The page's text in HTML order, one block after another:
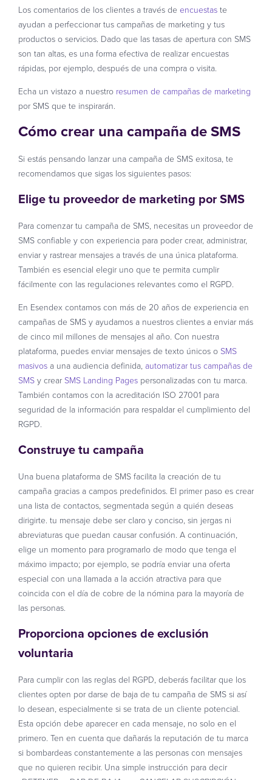
Los comentarios de los clientes a través de encuestas te
ayudan a perfeccionar tus campañas de marketing y tus
productos o servicios. Dado que las tasas de apertura con SMS
son tan altas, es una forma efectiva de realizar encuestas
rápidas, por ejemplo, después de una compra o visita.
Echa un vistazo a nuestro resumen de campañas de marketing
por SMS que te inspirarán.
Cómo crear una campaña de SMS
Si estás pensando lanzar una campaña de SMS exitosa, te
recomendamos que sigas los siguientes pasos:
Elige tu proveedor de marketing por SMS
Para comenzar tu campaña de SMS, necesitas un proveedor de
SMS confiable y con experiencia para poder crear, administrar,
enviar y rastrear mensajes a través de una única plataforma.
También es esencial elegir uno que te permita cumplir
fácilmente con las regulaciones relevantes como el RGPD.
En Esendex contamos con más de 20 años de experiencia en
campañas de SMS y ayudamos a nuestros clientes a enviar más
de cinco mil millones de mensajes al año. Con nuestra
plataforma, puedes enviar mensajes de texto únicos o SMS
masivos a una audiencia definida, automatizar tus campañas de
SMS y crear SMS Landing Pages personalizadas con tu marca.
También contamos con la acreditación ISO 27001 para
seguridad de la información para respaldar el cumplimiento del
RGPD.
Construye tu campaña
Una buena plataforma de SMS facilita la creación de tu
campaña gracias a campos predefinidos. El primer paso es crear
una lista de contactos, segmentada según a quién deseas
dirigirte. tu mensaje debe ser claro y conciso, sin jergas ni
abreviaturas que puedan causar confusión. A continuación,
elige un momento para programarlo de modo que tenga el
máximo impacto; por ejemplo, se podría enviar una oferta
especial con una llamada a la acción atractiva para que
coincida con el día de cobre de la nómina para la mayoría de
las personas.
Proporciona opciones de exclusión
voluntaria
Para cumplir con las reglas del RGPD, deberás facilitar que los
clientes opten por darse de baja de tu campaña de SMS si así
lo desean, especialmente si se trata de un cliente potencial.
Esta opción debe aparecer en cada mensaje, no solo en el
primero. Ten en cuenta que dañarás la reputación de tu marca
si bombardeas constantemente a las personas con mensajes
que no quieren recibir. Una simple instrucción para decir